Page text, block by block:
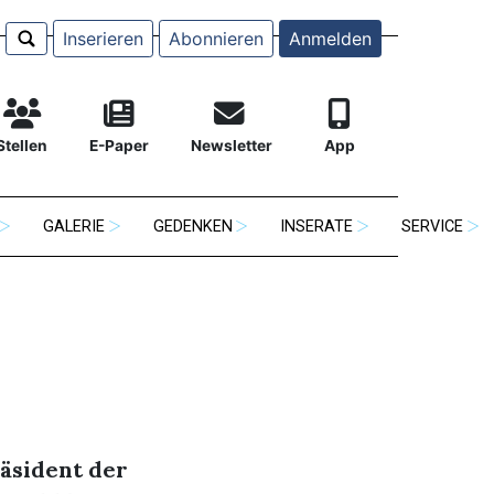
Inserieren Abonnieren Anmelden
E-Paper Newsletter App
GALERIE GEDENKEN INSERATE SERVICE
der